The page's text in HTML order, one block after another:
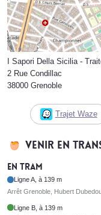
I Sapori Della Sicilia -
2 Rue Condillac
38000 Grenoble
Trajet Waze
Venir en
En tram
Ligne A, à 139 m
Arrêt Grenoble, Hubert
Ligne B, à 139 m